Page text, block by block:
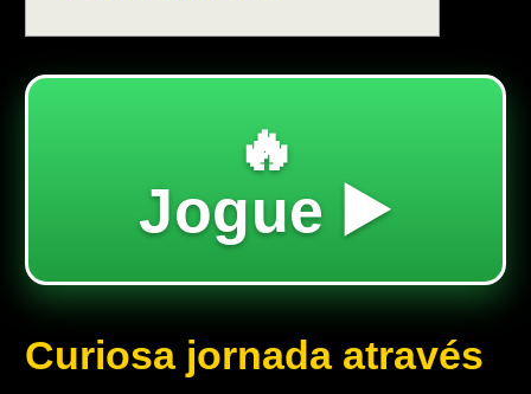
🔥
Jogue ▶️
Curiosa jornada através